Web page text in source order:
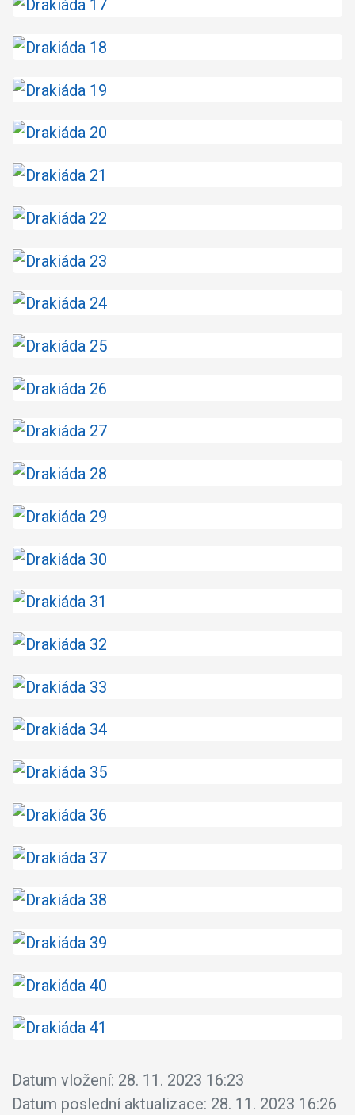
Datum vložení: 28. 11. 2023 16:23
Datum poslední aktualizace: 28. 11. 2023 16:26